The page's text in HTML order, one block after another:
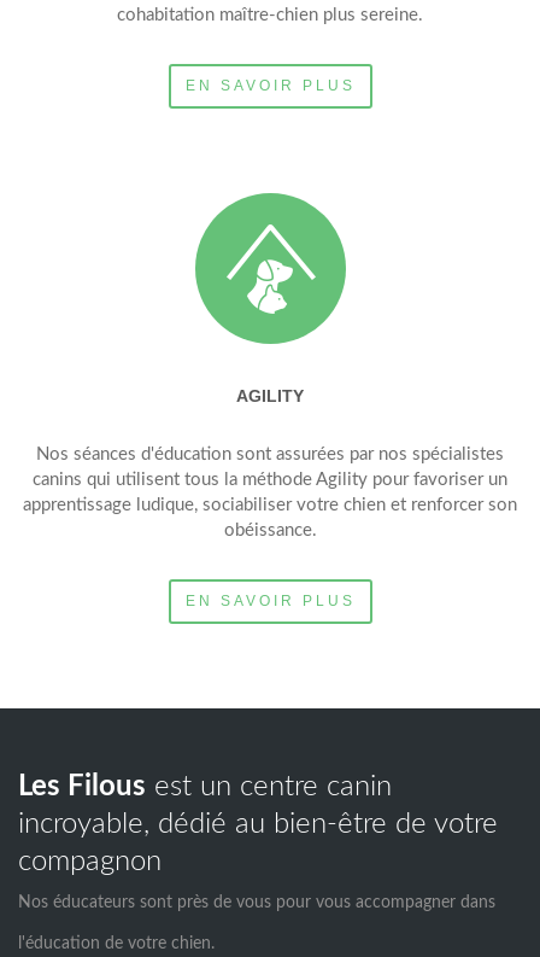
cohabitation maître-chien plus sereine.
EN SAVOIR PLUS
AGILITY
Nos séances d'éducation sont assurées par nos spécialistes
canins qui utilisent tous la méthode Agility pour favoriser un
apprentissage ludique, sociabiliser votre chien et renforcer son
obéissance.
EN SAVOIR PLUS
Les Filous est un centre canin
incroyable, dédié au bien-être de votre
compagnon
Nos éducateurs sont près de vous pour vous accompagner dans
l'éducation de votre chien.